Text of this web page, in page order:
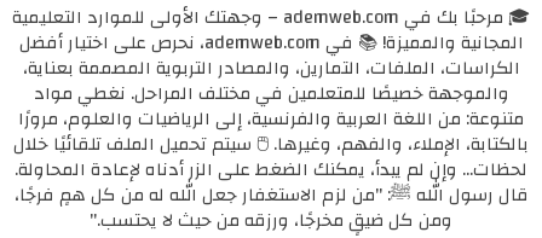
🎓 مرحبًا بك في ademweb.com – وجهتك الأولى للموارد التعليمية
المجانية والمميزة! 📚 في ademweb.com، نحرص على اختيار أفضل
الكراسات، الملفات، التمارين، والمصادر التربوية المصممة بعناية،
والموجهة خصيصًا للمتعلمين في مختلف المراحل. نغطي مواد
متنوعة: من اللغة العربية والفرنسية، إلى الرياضيات والعلوم، مرورًا
بالكتابة، الإملاء، والفهم، وغيرها. 🖱️ سيتم تحميل الملف تلقائيًا خلال
لحظات... وإن لم يبدأ، يمكنك الضغط على الزر أدناه لإعادة المحاولة.
قال رسول الله ﷺ: "من لزم الاستغفار جعل الله له من كل همٍ فرجًا،
ومن كل ضيقٍ مخرجًا، ورزقه من حيث لا يحتسب."